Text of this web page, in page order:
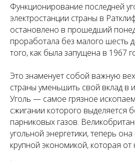
Функционирование последней
электростанции страны в
остановлено в прошедший
проработала без малого шесть
того, как была запущена в 1967
Это знаменует собой важную
страны уменьшить свой вклад в
Уголь — самое грязное
сжигании которого выделяется
парниковых газов.
угольной энергетики, теперь
крупной экономикой, которая от